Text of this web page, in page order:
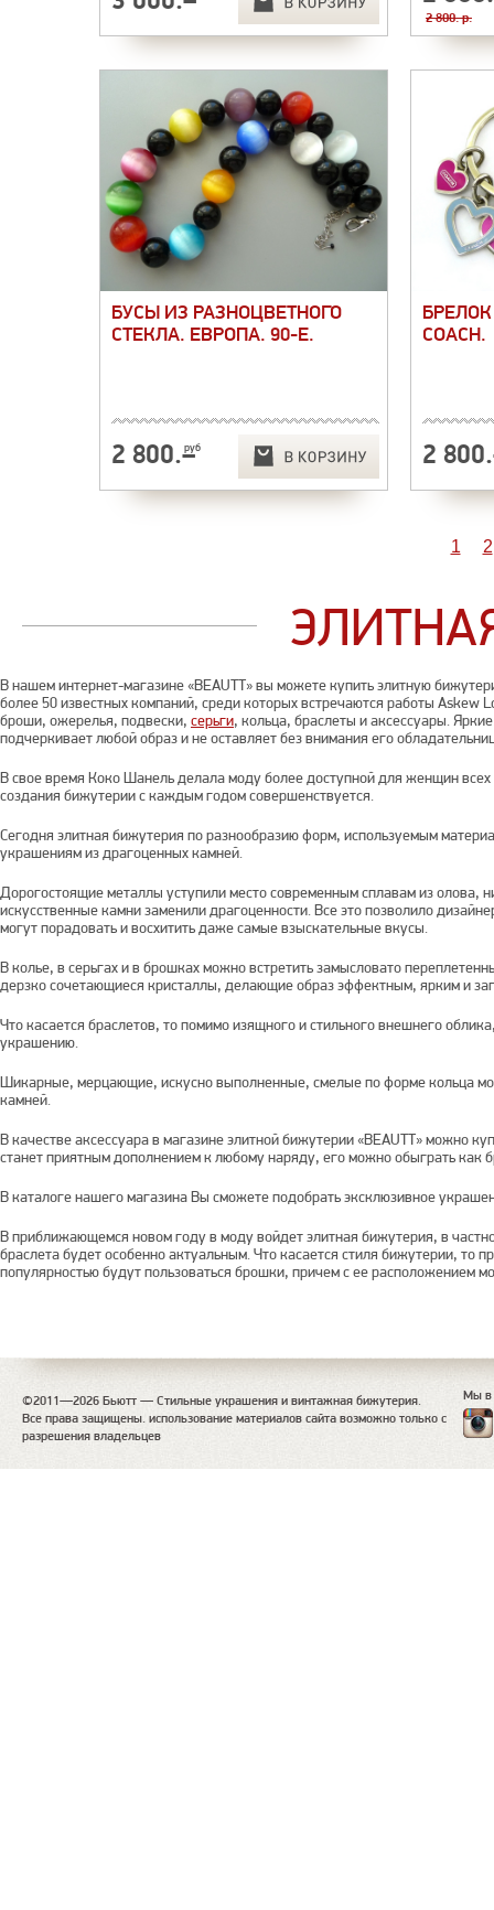
2 800. p.
БУСЫ ИЗ РАЗНОЦВЕТНОГО
СТЕКЛА. ЕВРОПА. 90-Е.
2 800.–
руб
COACH.
2 800
1 2
В нашем интернет-магазине «BEAUTT» вы можете купить элитную
более 50 известных компаний, среди которых встречаются работы
броши, ожерелья, подвески, серьги, кольца, браслеты и аксессуары.
подчеркивает любой образ и не оставляет без внимания его
В свое время Коко Шанель делала моду более доступной для женщин
создания бижутерии с каждым годом совершенствуется.
Сегодня элитная бижутерия по разнообразию форм, используемым
украшениям из драгоценных камней.
Дорогостоящие металлы уступили место современным сплавам из олова,
искусственные камни заменили драгоценности. Все это позволило
могут порадовать и восхитить даже самые взыскательные вкусы.
В колье, в серьгах и в брошках можно встретить замысловато
дерзко сочетающиеся кристаллы, делающие образ эффектным, ярким и
Что касается браслетов, то помимо изящного и стильного внешнего
украшению.
Шикарные, мерцающие, искусно выполненные, смелые по форме кольца
камней.
В качестве аксессуара в магазине элитной бижутерии «BEAUTT» можно
станет приятным дополнением к любому наряду, его можно обыграть как
В каталоге нашего магазина Вы сможете подобрать эксклюзивное
В приближающемся новом году в моду войдет элитная бижутерия, в
браслета будет особенно актуальным. Что касается стиля бижутерии, то
популярностью будут пользоваться брошки, причем с ее
©2011—2026 Бьютт — Стильные украшения и винтажная бижутерия.
Все права защищены. использование материалов сайта возможно только с
разрешения владельцев
Мы в